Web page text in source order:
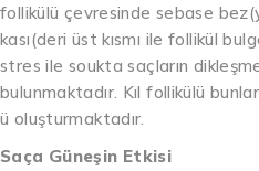
follikülü çevresinde sebase
kası(deri üst kısmı ile follikül
stres ile soukta saçların
bulunmaktadır. Kıl follikülü
ü oluşturmaktadır.
Saça Güneşin Etkisi